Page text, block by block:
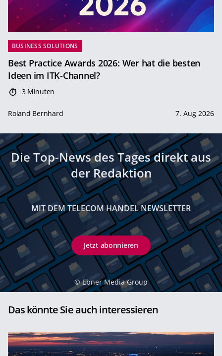
BUSINESS SOLUTIONS
Best Practice Awards 2026: Wer hat die besten
Ideen im ITK-Channel?
3 Minuten
Roland Bernhard 7. Aug 2026
Die Top-News des Tages direkt aus
der Redaktion
MIT DEM TELECOM HANDEL NEWSLETTER
Jetzt abonnieren
© Ebner Media Group
Das könnte Sie auch interessieren